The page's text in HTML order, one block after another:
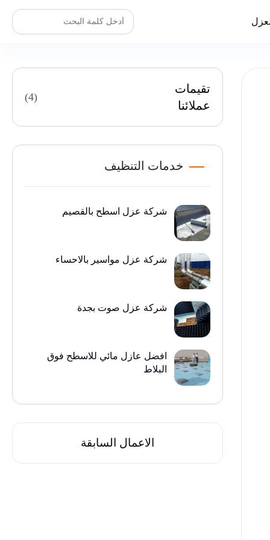
تقيمات
عملائنا
(4)
خدمات التنظيف
شركة عزل اسطح بالقصيم
شركة عزل مواسير بالاحساء
شركة عزل صوت بجدة
افضل عازل مائي للاسطح فوق
البلاط
الاعمال السابقة